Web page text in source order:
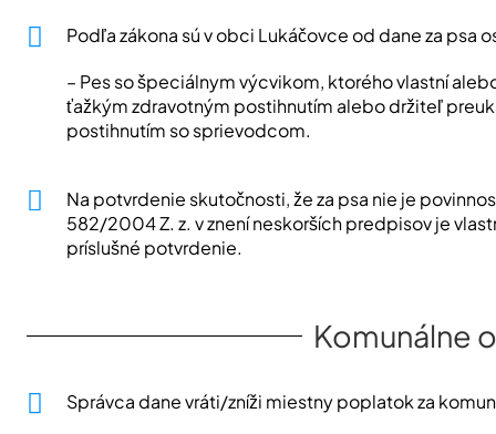
Podľa zákona sú v obci Lukáčovce od dane za psa
– Pes so špeciálnym výcvikom, ktorého vlastní
ťažkým zdravotným postihnutím alebo držiteľ
postihnutím so sprievodcom.
Na potvrdenie skutočnosti, že za psa nie je
582/2004 Z. z. v znení neskorších predpisov je
príslušné potvrdenie.
Komunálne
Správca dane vráti/zníži miestny poplatok za